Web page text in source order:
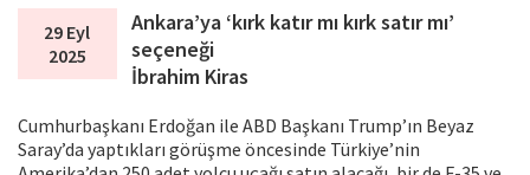
29 Eyl
2025
Ankara’ya ‘kırk katır mı kırk satır mı’
seçeneği
İbrahim Kiras
Cumhurbaşkanı Erdoğan ile ABD Başkanı Trump’ın Beyaz
Saray’da yaptıkları görüşme öncesinde Türkiye’nin